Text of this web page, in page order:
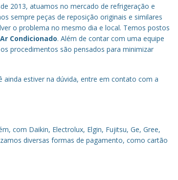
2013, atuamos no mercado de refrigeração e
sempre peças de reposição originais e similares
o problema no mesmo dia e local. Temos postos
Condicionado. Além de contar com uma equipe
procedimentos são pensados para minimizar
estiver na dúvida, entre em contato com a
com Daikin, Electrolux, Elgin, Fujitsu, Ge, Gree,
diversas formas de pagamento, como cartão